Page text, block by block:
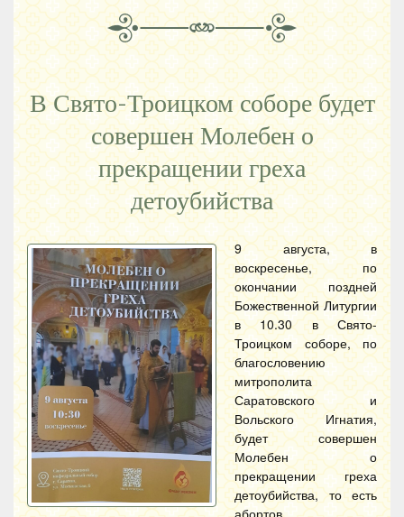
В Свято-Троицком соборе будет
совершен Молебен о
прекращении греха
детоубийства
9 августа, в
воскресенье, по
окончании поздней
Божественной Литургии
в 10.30 в Свято-
Троицком соборе, по
благословению
митрополита
Саратовского и
Вольского Игнатия,
будет совершен
Молебен о
прекращении греха
детоубийства, то есть